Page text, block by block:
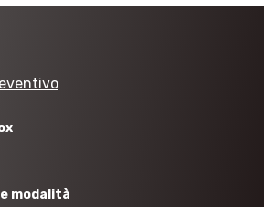
modalità